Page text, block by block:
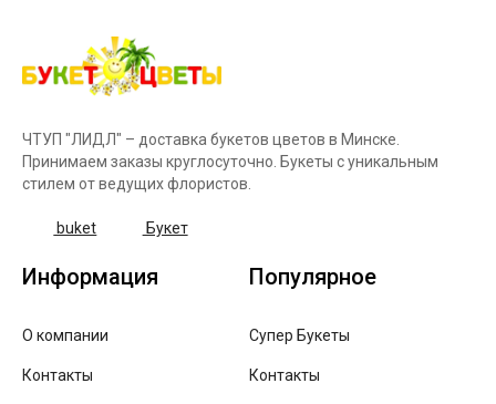
ЧТУП "ЛИДЛ" – доставка букетов цветов в Минске.
Принимаем заказы круглосуточно. Букеты с уникальным
стилем от ведущих флористов.
buket Букет
Информация
О компании
Контакты
Популярное
Супер Букеты
Контакты